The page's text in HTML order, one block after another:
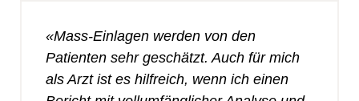
«Mass-Einlagen werden von den
Patienten sehr geschätzt. Auch für mich
als Arzt ist es hilfreich, wenn ich einen